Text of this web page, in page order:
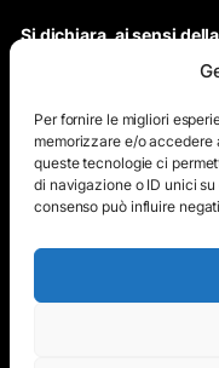
Per fornire le migliori
memorizzare e/o accedere
queste tecnologie ci
di navigazione o ID unici
consenso può influire
Si dichiara, ai sensi
questo sito non rientra
regolari. Le immagini
Copyright © sono
autorizzazione. Il
immagini, eccetto
protetto da Copyright
diffuso tramite nessun
esplicita
nel cuore”